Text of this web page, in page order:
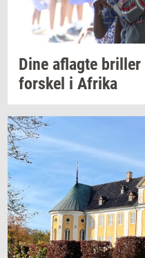
Dine af­lag­te bril­ler
for­skel i Afri­ka